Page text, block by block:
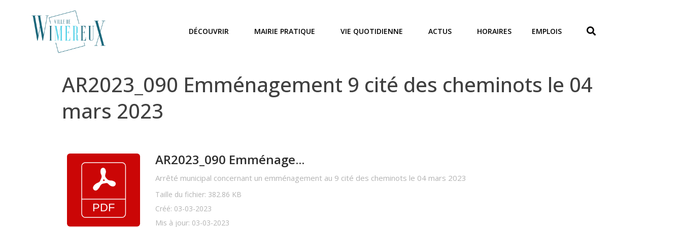
DÉCOUVRIR MAIRIE PRATIQUE VIE QUOTIDIENNE ACTUS HORAIRES EMPLOIS
AR2023_090 Emménagement 9 cité des cheminots le 04
mars 2023
AR2023_090 Emménage...
Arrêté municipal concernant un emménagement au 9 cité des cheminots le 04 mars 2023
Taille du fichier: 382.86 KB
Créé: 03-03-2023
Mis à jour: 03-03-2023